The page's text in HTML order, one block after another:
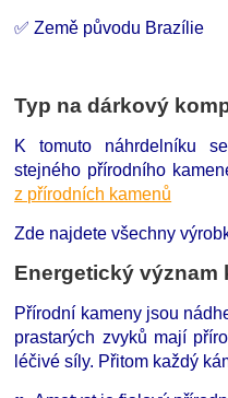
✅ Země původu Brazílie
Typ na dárkový
K tomuto náhrdelníku
stejného přírodního
z přírodních kamenů
Zde najdete všechny
Energetický význam
Přírodní kameny jsou
prastarých zvyků mají
léčivé síly. Přitom každý